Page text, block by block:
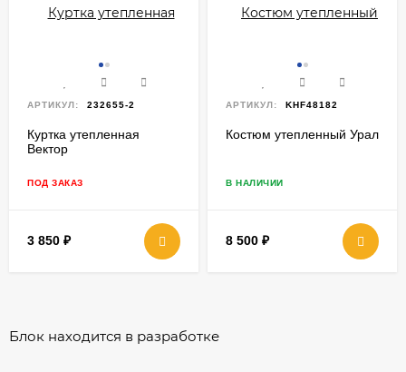
АРТИКУЛ: 232655-2
Куртка утепленная
Вектор
ПОД ЗАКАЗ
3 850 ₽
АРТИКУЛ: KHF48182
Костюм утепленный Урал
В НАЛИЧИИ
8 500 ₽
Блок находится в разработке